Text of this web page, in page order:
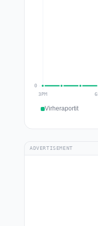
Virheraportit
ADVERTISEMENT